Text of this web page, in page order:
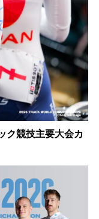
ク競技主要大会カ